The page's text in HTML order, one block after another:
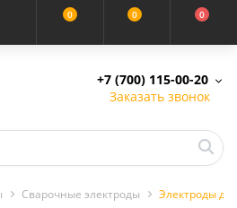
0 0 0
+7 (700) 115-00-20
Заказать звонок
Сварочные электроды Электроды